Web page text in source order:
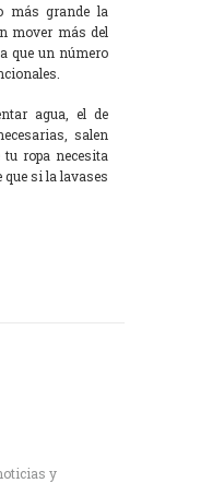
más grande la
mover más del
que un número
agua, el de
salen
ropa necesita
si la lavases
y